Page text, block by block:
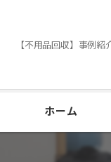
【不用品回収】事例紹
ホーム